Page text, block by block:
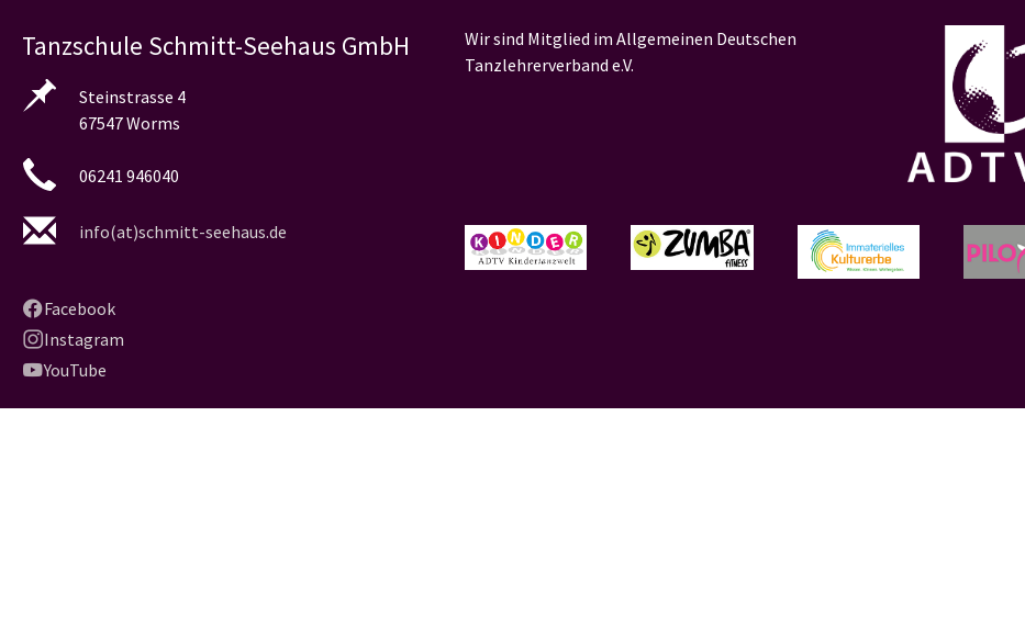
Tanzschule Schmitt-Seehaus GmbH
Steinstrasse 4
67547 Worms
06241 946040
info(at)schmitt-seehaus.de
Facebook
Instagram
YouTube
Wir sind Mitglied im Allgemeinen Deutschen
Tanzlehrerverband e.V.